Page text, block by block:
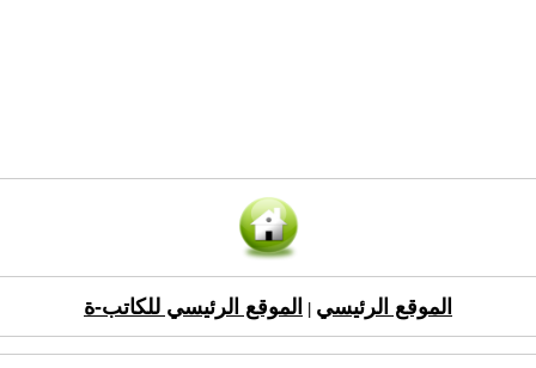
الموقع الرئيسي الموقع الرئيسي للكاتب-ة